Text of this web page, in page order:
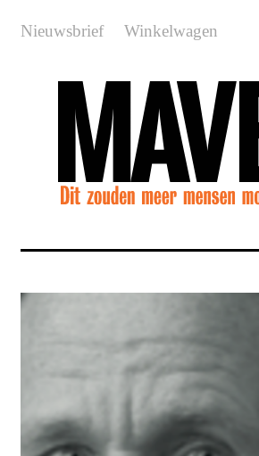
Nieuwsbrief Winkelwagen